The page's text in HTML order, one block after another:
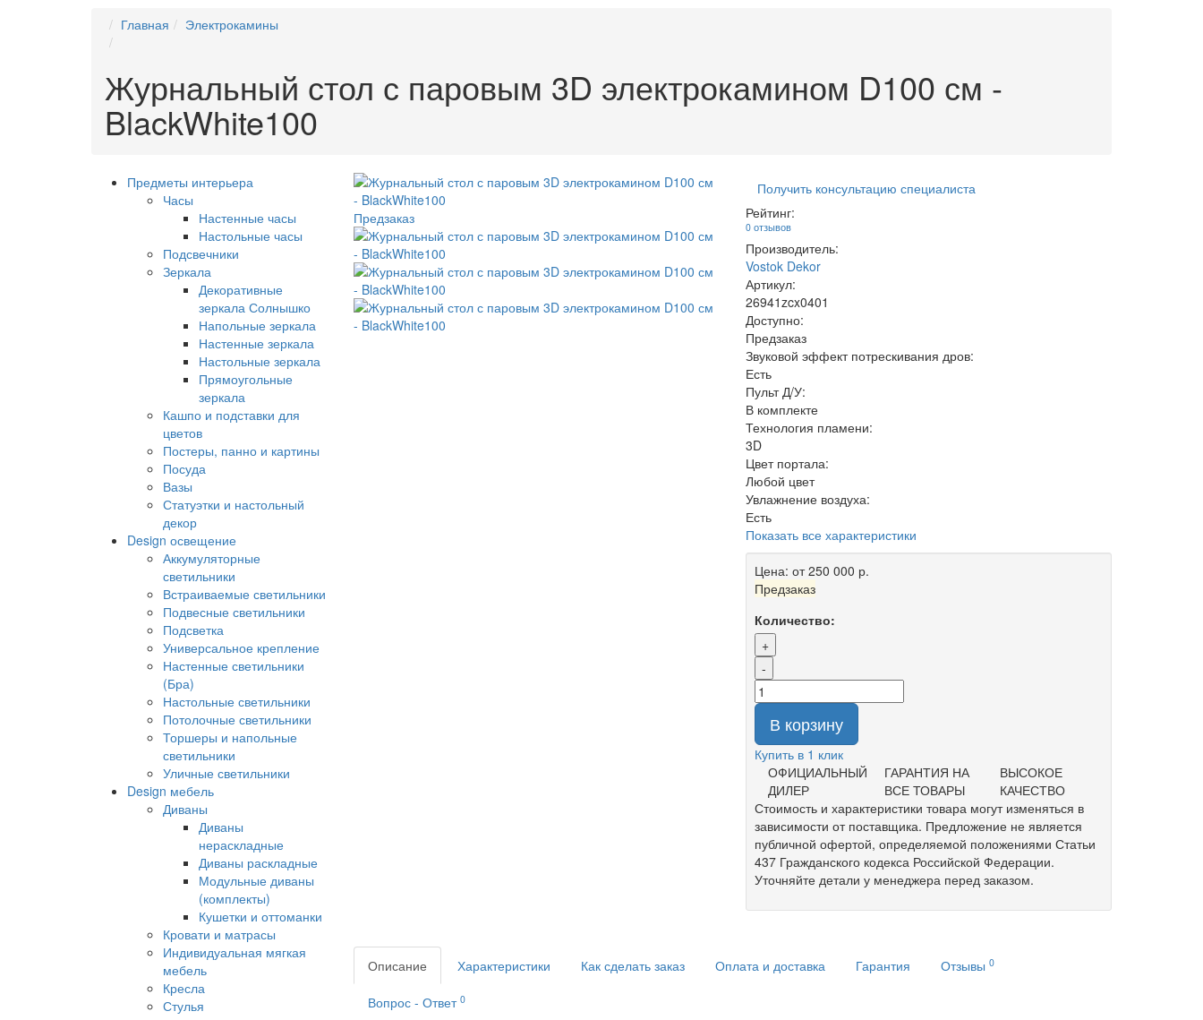
Главная Электрокамины
Журнальный стол с паровым 3D электрокамином D100 см -
BlackWhite100
Предметы интерьера
Часы
Настенные часы
Настольные часы
Подсвечники
Зеркала
Декоративные
зеркала Солнышко
Напольные зеркала
Настенные зеркала
Настольные зеркала
Прямоугольные
зеркала
Кашпо и подставки для
цветов
Постеры, панно и картины
Посуда
Вазы
Статуэтки и настольный
декор
Design освещение
Аккумуляторные
светильники
Встраиваемые светильники
Подвесные светильники
Подсветка
Универсальное крепление
Настенные светильники
(Бра)
Настольные светильники
Потолочные светильники
Торшеры и напольные
светильники
Уличные светильники
Design мебель
Диваны
Диваны
нераскладные
Диваны раскладные
Модульные диваны
(комплекты)
Кушетки и оттоманки
Кровати и матрасы
Индивидуальная мягкая
мебель
Кресла
Стулья
Предзаказ
Получить консультацию специалиста
Рейтинг:
0 отзывов
Производитель:
Vostok Dekor
Артикул:
26941zcx0401
Доступно:
Предзаказ
Звуковой эффект потрескивания дров:
Есть
Пульт Д/У:
В комплекте
Технология пламени:
3D
Цвет портала:
Любой цвет
Увлажнение воздуха:
Есть
Показать все характеристики
Цена: от 250 000 р.
Предзаказ
Количество:
+
-
В корзину
Купить в 1 клик
ОФИЦИАЛЬНЫЙ
ДИЛЕР
ГАРАНТИЯ НА
ВСЕ ТОВАРЫ
ВЫСОКОЕ
КАЧЕСТВО
Стоимость и характеристики товара могут изменяться в
зависимости от поставщика. Предложение не является
публичной офертой, определяемой положениями Статьи
437 Гражданского кодекса Российской Федерации.
Уточняйте детали у менеджера перед заказом.
Описание Характеристики Как сделать заказ Оплата и доставка Гарантия Отзывы 0
Вопрос - Ответ 0